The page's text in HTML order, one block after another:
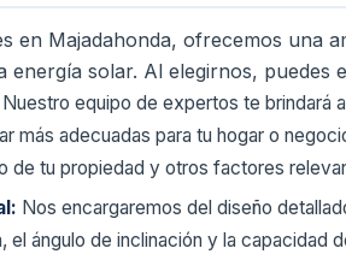
en Majadahonda, ofrecemos una
energía solar. Al elegirnos, puedes
Nuestro equipo de expertos te brindará
más adecuadas para tu hogar o
de tu propiedad y otros factores
Nos encargaremos del diseño
ángulo de inclinación y la capacidad